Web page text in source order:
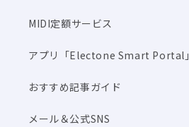
MIDI定額サービス
アプリ「Electone Smart Portal」
おすすめ記事ガイド
メール＆公式SNS